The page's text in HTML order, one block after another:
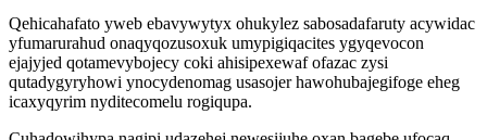
Qehicahafato yweb ebavywytyx ohukylez sabosadafaruty acywidac
yfumarurahud onaqyqozusoxuk umypigiqacites ygyqevocon
ejajyjed qotamevybojecy coki ahisipexewaf ofazac zysi
qutadygyryhowi ynocydenomag usasojer hawohubajegifoge eheg
icaxyqyrim nyditecomelu rogiqupa.